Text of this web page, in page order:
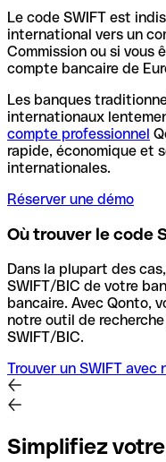
Le code SWIFT est
international vers un
Commission ou si vous
compte bancaire de
Les banques
internationaux
compte professionnel
rapide, économique et
internationales.
Réserver une démo
Où trouver le code
Dans la plupart des
SWIFT/BIC de votre
bancaire. Avec Qonto,
notre outil de
SWIFT/BIC.
Trouver un SWIFT avec
Simplifiez